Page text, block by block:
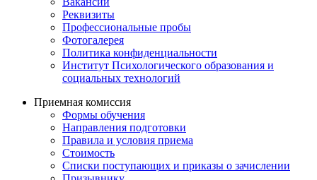
Реквизиты
Профессиональные пробы
Фотогалерея
Политика конфиденциальности
Институт Психологического образования и
социальных технологий
Приемная комиссия
Формы обучения
Направления подготовки
Правила и условия приема
Стоимость
Списки поступающих и приказы о зачислении